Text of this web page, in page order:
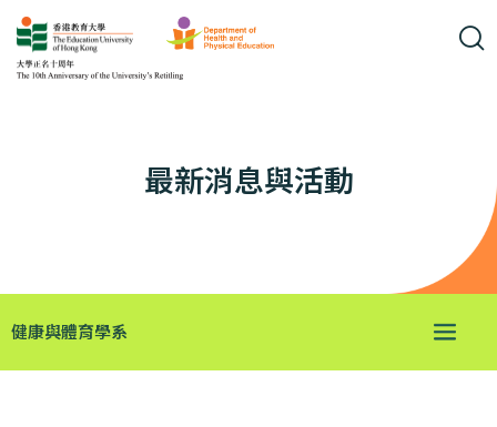
最新消息與活動
健康與體育學系